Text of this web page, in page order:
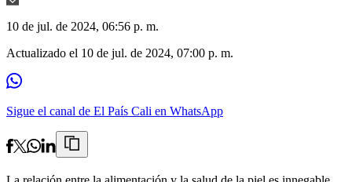
10 de jul. de 2024, 06:56 p. m.
Actualizado el 10 de jul. de 2024, 07:00 p. m.
Sigue el canal de El País Cali en WhatsApp